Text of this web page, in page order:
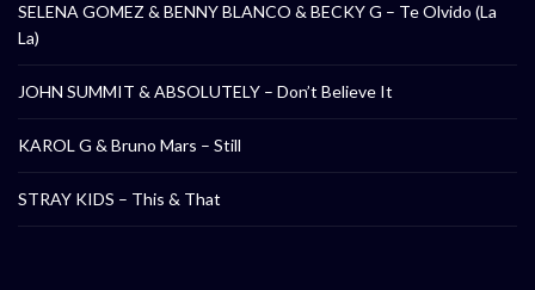
SELENA GOMEZ & BENNY BLANCO & BECKY G – Te Olvido (La
La)
JOHN SUMMIT & ABSOLUTELY – Don’t Believe It
KAROL G & Bruno Mars – Still
STRAY KIDS – This & That